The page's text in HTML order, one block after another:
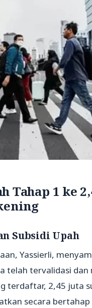
Tahap 1 ke
Subsidi Upah
Yassierli,
telah tervalidasi
terdaftar, 2,45 juta
secara bertahap